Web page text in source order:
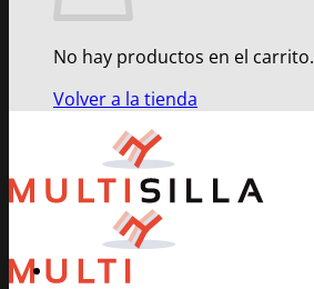
No hay productos en el carrito.
Volver a la tienda